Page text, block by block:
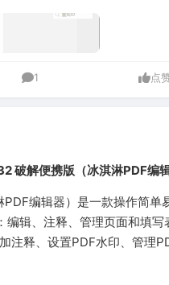
1 点
解便携版（冰淇淋PDF编辑
编辑器）是一款操作简单
辑、注释、管理页面和填
注释、设置PDF水印、管理